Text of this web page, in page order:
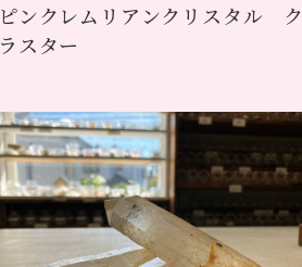
ピンクレムリアンクリスタル ク
ラスター